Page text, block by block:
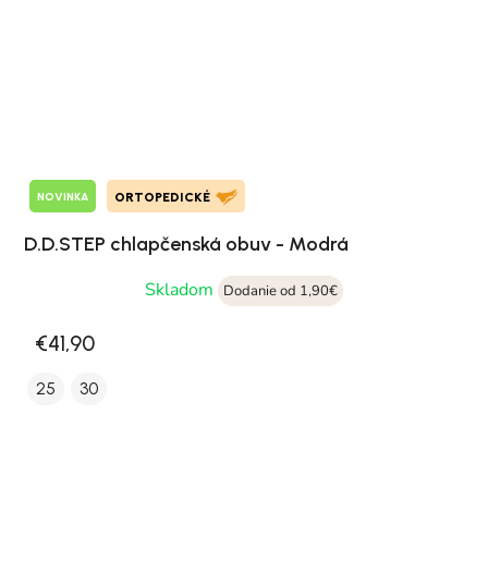
NOVINKA ORTOPEDICKÉ
D.D.STEP chlapčenská obuv - Modrá
Skladom
Dodanie od 1,90€
€41,90
25 30